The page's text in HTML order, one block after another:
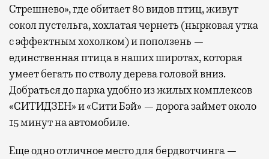
Стрешнево», где обитает 80 видов птиц, живут
сокол пустельга, хохлатая чернеть (нырковая утка
с эффектным хохолком) и поползень —
единственная птица в наших широтах, которая
умеет бегать по стволу дерева головой вниз.
Добраться до парка удобно из жилых комплексов
«СИТИДЗЕН» и «Сити Бэй» — дорога займет около
15 минут на автомобиле.
Еще одно отличное место для бердвотчинга —